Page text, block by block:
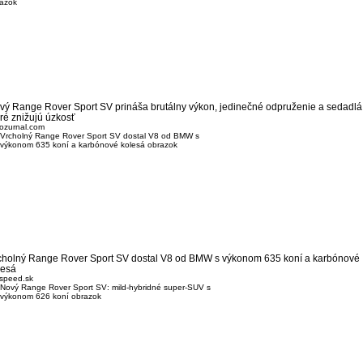
Range Rover Sport SV prináša brutálny výkon, jedinečné odpruženie a
znižujú úzkosť
Range Rover Sport SV dostal V8 od BMW s výkonom 635 koní a karbónové